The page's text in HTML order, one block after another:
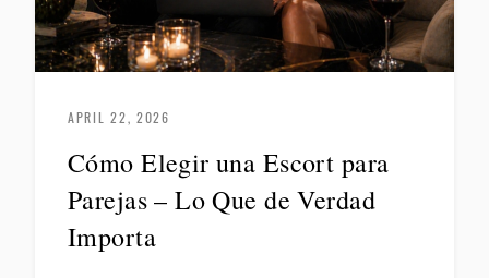
APRIL 22, 2026
Cómo Elegir una Escort para
Parejas – Lo Que de Verdad
Importa